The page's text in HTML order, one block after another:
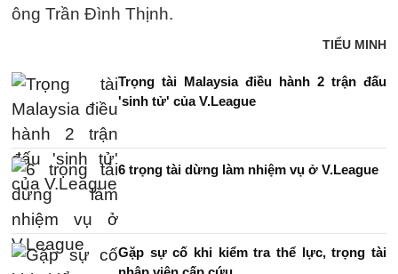
ông Trần Đình Thịnh.
TIỂU MINH
Trọng tài Malaysia điều hành 2 trận đấu
'sinh tử' của V.League
6 trọng tài dừng làm nhiệm vụ ở V.League
Gặp sự cố khi kiểm tra thể lực, trọng tài